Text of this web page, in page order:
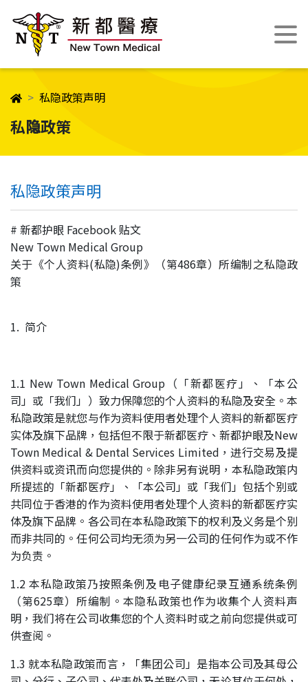
私隐政策声明
私隐政策
私隐政策声明
# 新都护眼 Facebook 贴文
New Town Medical Group
关于《个人资料(私隐)条例》（第486章）所编制之私隐政
策
1. 简介
1.1 New Town Medical Group（「新都医疗」、「本公
司」或「我们」）致力保障您的个人资料的私隐及安全。本
私隐政策是就您与作为资料使用者处理个人资料的新都医疗
实体及旗下品牌，包括但不限于新都医疗、新都护眼及New
Town Medical & Dental Services Limited，进行交易及提
供资料或资讯而向您提供的。除非另有说明，本私隐政策内
所提述的「新都医疗」、「本公司」或「我们」包括个别或
共同位于香港的作为资料使用者处理个人资料的新都医疗实
体及旗下品牌。各公司在本私隐政策下的权利及义务是个别
而非共同的。任何公司均无须为另一公司的任何作为或不作
为负责。
1.2 本私隐政策乃按照条例及电子健康纪录互通系统条例
（第625章）所编制。本隐私政策也作为收集个人资料声
明，我们将在公司收集您的个人资料时或之前向您提供或可
供查阅。
1.3 就本私隐政策而言，「集团公司」是指本公司及其母公